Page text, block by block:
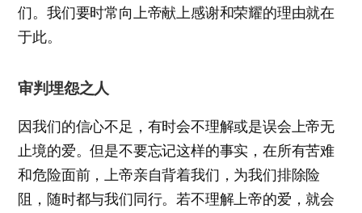
们。我们要时常向上帝献上感谢和荣耀的理由就在
于此。
审判埋怨之人
因我们的信心不足，有时会不理解或是误会上帝无
止境的爱。但是不要忘记这样的事实，在所有苦难
和危险面前，上帝亲自背着我们，为我们排除险
阻，随时都与我们同行。若不理解上帝的爱，就会